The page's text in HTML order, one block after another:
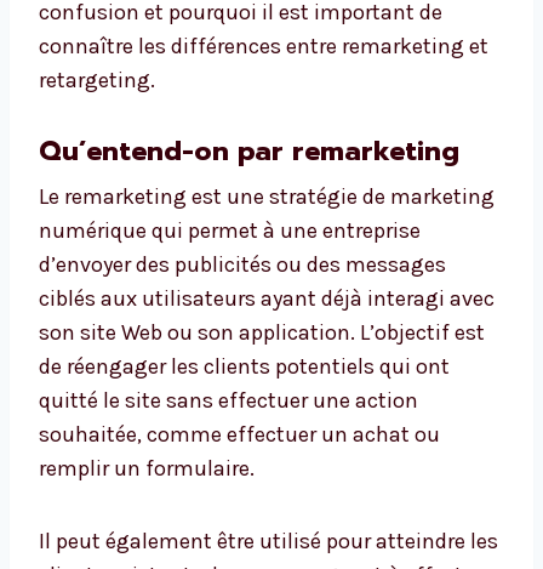
confusion et pourquoi il est important de
connaître les différences entre remarketing et
retargeting.
Qu’entend-on par remarketing
Le remarketing est une stratégie de marketing
numérique qui permet à une entreprise
d’envoyer des publicités ou des messages
ciblés aux utilisateurs ayant déjà interagi avec
son site Web ou son application. L’objectif est
de réengager les clients potentiels qui ont
quitté le site sans effectuer une action
souhaitée, comme effectuer un achat ou
remplir un formulaire.
Il peut également être utilisé pour atteindre les